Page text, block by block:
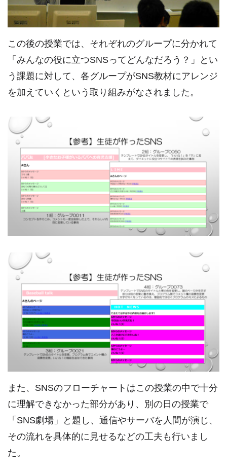
この後の授業では、それぞれのグループに分かれて
「みんなの役に立つSNSってどんなだろう？」とい
う課題に対して、各グループがSNS教材にアレンジ
を加えていくという取り組みがなされました。
また、SNSのフローチャートはこの授業の中で十分
に理解できなかった部分があり、別の日の授業で
「SNS劇場」と題し、通信やサーバを人間が演じ、
その流れを具体的に見せるなどの工夫も行いまし
た。